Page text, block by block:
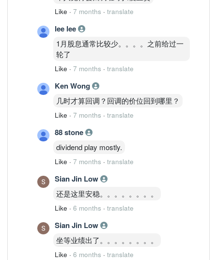
Like · 7 months · translate
lee lee
1月股息通常比较少。。。。之前给过一
轮了
Like · 7 months · translate
Ken Wong
几时才算回调？回调的价位回到哪里？
Like · 7 months · translate
88 stone
dividend play mostly.
Like · 7 months · translate
Sian Jin Low
还是这里安稳。。。。。。。。
Like · 6 months · translate
Sian Jin Low
坐等业绩出了。。。。。。。。
Like · 6 months · translate